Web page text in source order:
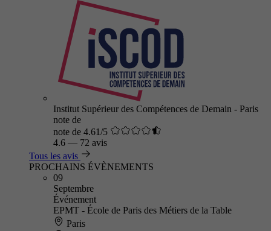
Institut Supérieur des Compétences de Demain - Paris
note de
note de 4.61/5
4.6 — 72 avis
Tous les avis
PROCHAINS ÉVÈNEMENTS
09
Septembre
Événement
EPMT - École de Paris des Métiers de la Table
Paris